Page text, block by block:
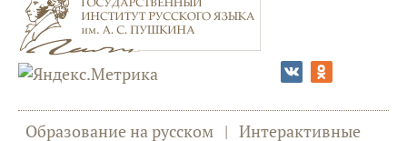
Образование на русском | Интерактивные